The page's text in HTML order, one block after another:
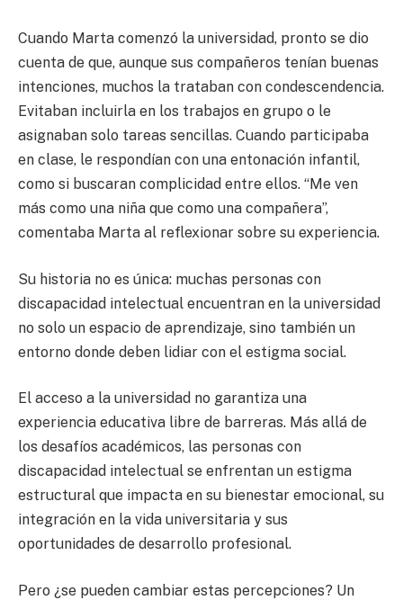
Cuando Marta comenzó la universidad, pronto se dio
cuenta de que, aunque sus compañeros tenían buenas
intenciones, muchos la trataban con condescendencia.
Evitaban incluirla en los trabajos en grupo o le
asignaban solo tareas sencillas. Cuando participaba
en clase, le respondían con una entonación infantil,
como si buscaran complicidad entre ellos. “Me ven
más como una niña que como una compañera”,
comentaba Marta al reflexionar sobre su experiencia.
Su historia no es única: muchas personas con
discapacidad intelectual encuentran en la universidad
no solo un espacio de aprendizaje, sino también un
entorno donde deben lidiar con el estigma social.
El acceso a la universidad no garantiza una
experiencia educativa libre de barreras. Más allá de
los desafíos académicos, las personas con
discapacidad intelectual se enfrentan un estigma
estructural que impacta en su bienestar emocional, su
integración en la vida universitaria y sus
oportunidades de desarrollo profesional.
Pero ¿se pueden cambiar estas percepciones? Un